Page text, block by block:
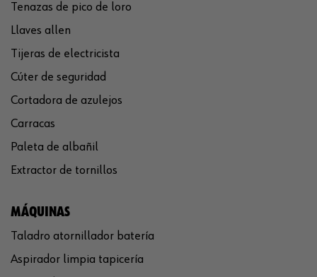
Tenazas de pico de loro
Llaves allen
Tijeras de electricista
Cúter de seguridad
Cortadora de azulejos
Carracas
Paleta de albañil
Extractor de tornillos
MÁQUINAS
Taladro atornillador batería
Aspirador limpia tapicería